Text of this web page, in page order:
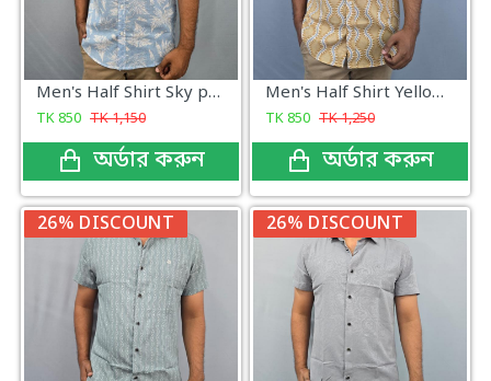
Men's Half Shirt Sky print
TK850 TK1,150
অর্ডার করুন
Men's Half Shirt Yellow Print
TK850 TK1,250
অর্ডার করুন
26% DISCOUNT 26% DISCOUNT